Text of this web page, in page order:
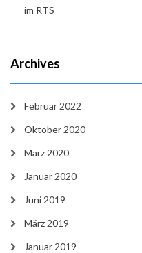
im RTS
Archives
Februar 2022
Oktober 2020
März 2020
Januar 2020
Juni 2019
März 2019
Januar 2019